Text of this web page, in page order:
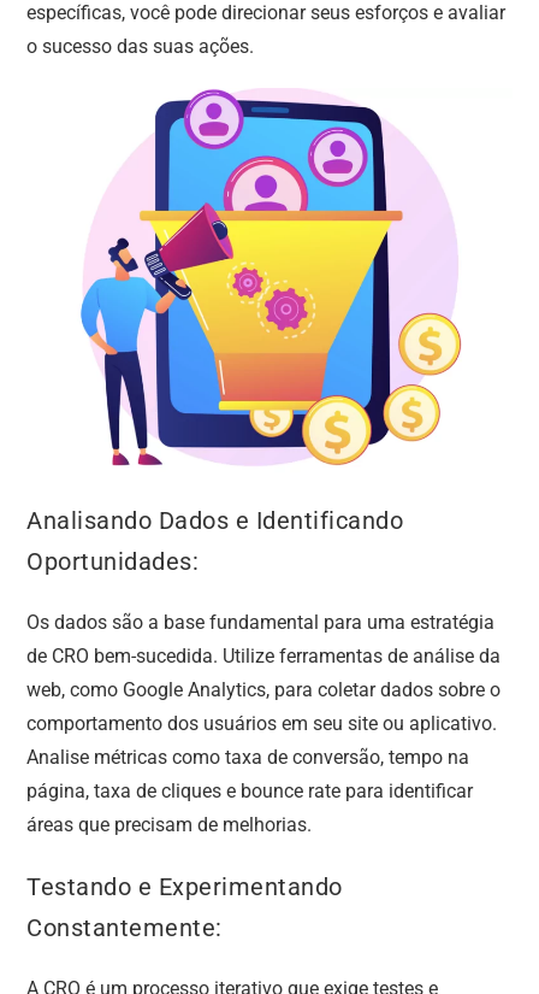
específicas, você pode direcionar seus esforços e avaliar
o sucesso das suas ações.
Analisando Dados e Identificando
Oportunidades:
Os dados são a base fundamental para uma estratégia
de CRO bem-sucedida. Utilize ferramentas de análise da
web, como Google Analytics, para coletar dados sobre o
comportamento dos usuários em seu site ou aplicativo.
Analise métricas como taxa de conversão, tempo na
página, taxa de cliques e bounce rate para identificar
áreas que precisam de melhorias.
Testando e Experimentando
Constantemente:
A CRO é um processo iterativo que exige testes e